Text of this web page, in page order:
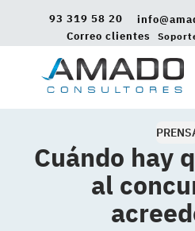
93 319 58 20
Correo clientes
Cuándo hay
al